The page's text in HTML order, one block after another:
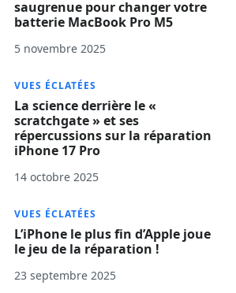
saugrenue pour changer votre
batterie MacBook Pro M5
5 novembre 2025
VUES ÉCLATÉES
La science derrière le «
scratchgate » et ses
répercussions sur la réparation
iPhone 17 Pro
14 octobre 2025
VUES ÉCLATÉES
L’iPhone le plus fin d’Apple joue
le jeu de la réparation !
23 septembre 2025